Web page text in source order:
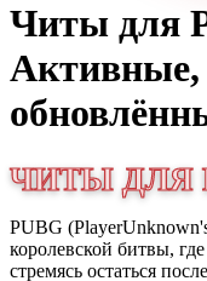
Читы для
Активные,
ЧИТЫ ДЛЯ
PUBG
королевской битвы,
стремясь остаться